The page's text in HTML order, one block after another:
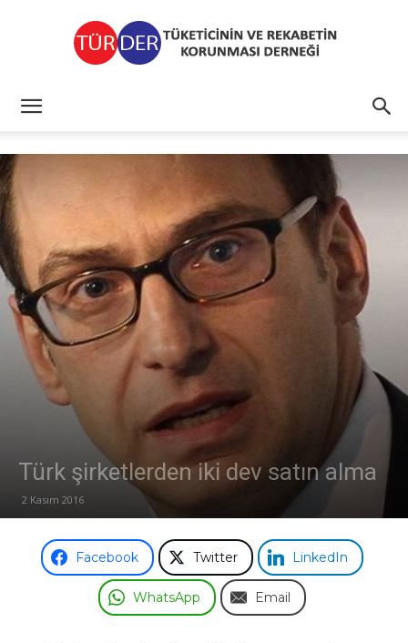
Türk şirketlerden iki dev satın alma
2 Kasım 2016
Facebook Twitter LinkedIn
WhatsApp Email